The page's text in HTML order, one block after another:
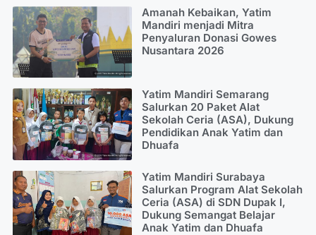
Amanah Kebaikan, Yatim
Mandiri menjadi Mitra
Penyaluran Donasi Gowes
Nusantara 2026
Yatim Mandiri Semarang
Salurkan 20 Paket Alat
Sekolah Ceria (ASA), Dukung
Pendidikan Anak Yatim dan
Dhuafa
Yatim Mandiri Surabaya
Salurkan Program Alat Sekolah
Ceria (ASA) di SDN Dupak I,
Dukung Semangat Belajar
Anak Yatim dan Dhuafa